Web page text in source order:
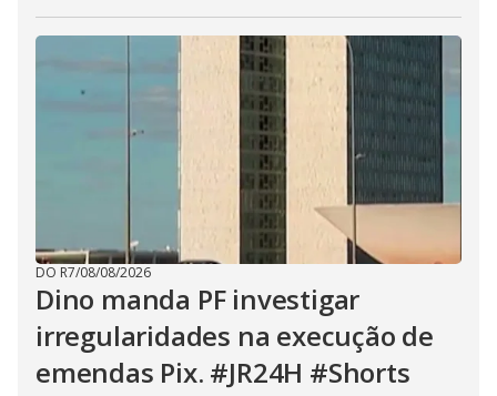
DO R7/08/08/2026
Dino manda PF investigar
irregularidades na execução de
emendas Pix. #JR24H #Shorts